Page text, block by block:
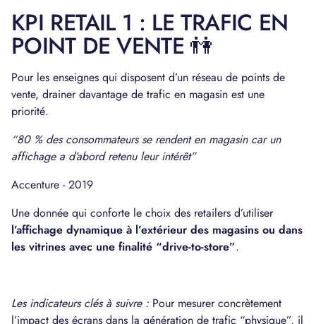
KPI RETAIL 1 : LE TRAFIC EN
POINT DE VENTE 👫
Pour les enseignes qui disposent d’un réseau de points de
vente, drainer davantage de trafic en magasin est une
priorité.
“80 % des consommateurs se rendent en magasin car un
affichage a d’abord retenu leur intérêt”
Accenture - 2019
Une donnée qui conforte le choix des retailers d’utiliser
l’affichage dynamique à l’extérieur des magasins ou dans
les vitrines avec une finalité “drive-to-store”.
Les indicateurs clés à suivre : Pour mesurer concrètement
l’impact des écrans dans la génération de trafic “physique”, il